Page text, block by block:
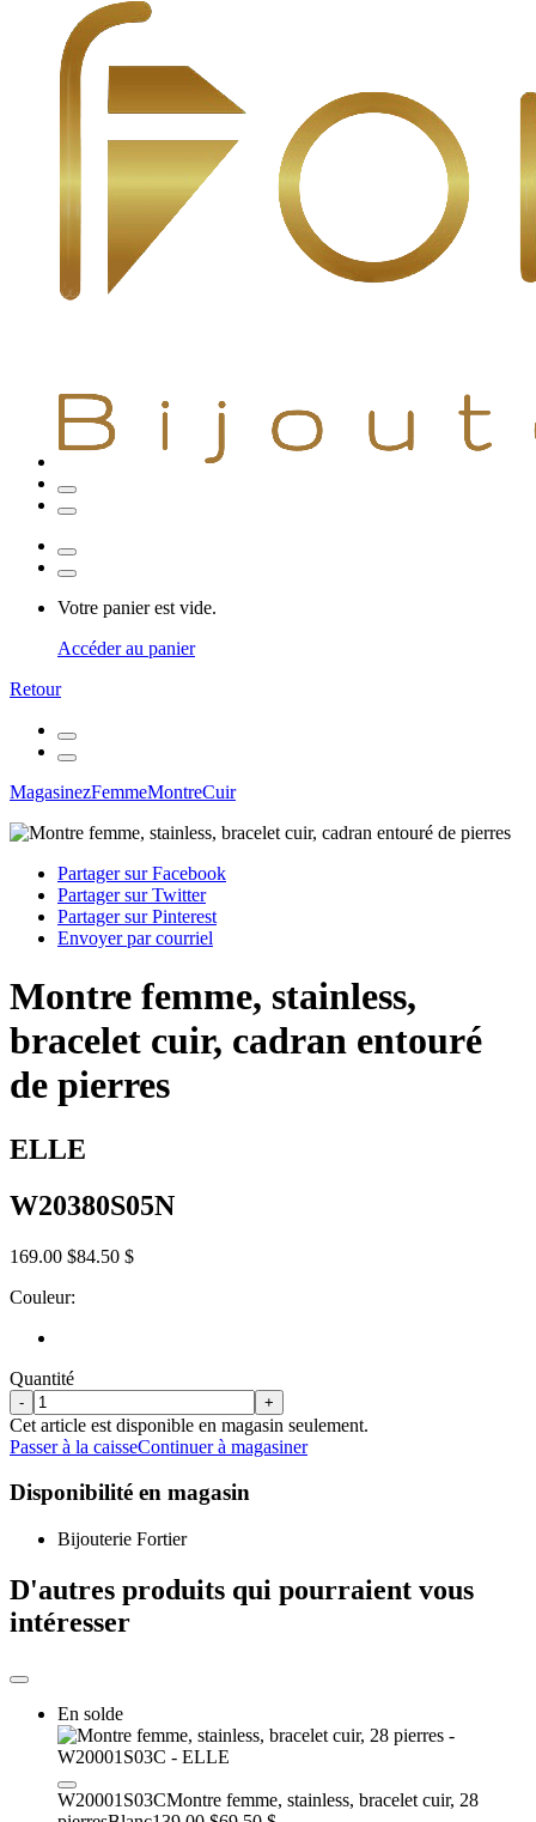
Votre panier est vide.
Accéder au panier
Retour
MagasinezFemmeMontreCuir
Partager sur Facebook
Partager sur Twitter
Partager sur Pinterest
Envoyer par courriel
Montre femme, stainless,
bracelet cuir, cadran entouré
de pierres
ELLE
W20380S05N
169.00 $84.50 $
Couleur:
Quantité
- +
Cet article est disponible en magasin seulement.
Passer à la caisseContinuer à magasiner
Disponibilité en magasin
Bijouterie Fortier
D'autres produits qui pourraient vous
intéresser
En solde
W20001S03CMontre femme, stainless, bracelet cuir, 28